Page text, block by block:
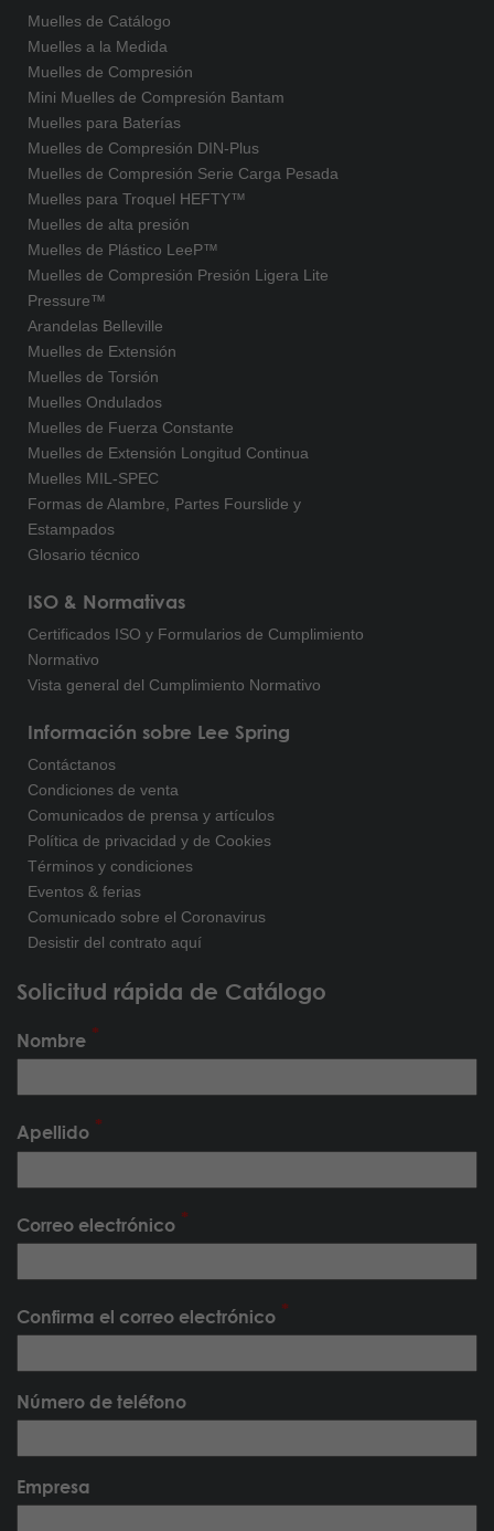
Muelles de Catálogo
Muelles a la Medida
Muelles de Compresión
Mini Muelles de Compresión Bantam
Muelles para Baterías
Muelles de Compresión DIN-Plus
Muelles de Compresión Serie Carga Pesada
Muelles para Troquel HEFTY™
Muelles de alta presión
Muelles de Plástico LeeP™
Muelles de Compresión Presión Ligera Lite
Pressure™
Arandelas Belleville
Muelles de Extensión
Muelles de Torsión
Muelles Ondulados
Muelles de Fuerza Constante
Muelles de Extensión Longitud Continua
Muelles MIL-SPEC
Formas de Alambre, Partes Fourslide y
Estampados
Glosario técnico
ISO & Normativas
Certificados ISO y Formularios de Cumplimiento
Normativo
Vista general del Cumplimiento Normativo
Información sobre Lee Spring
Contáctanos
Condiciones de venta
Comunicados de prensa y artículos
Política de privacidad y de Cookies
Términos y condiciones
Eventos & ferias
Comunicado sobre el Coronavirus
Desistir del contrato aquí
Solicitud rápida de Catálogo
Nombre
Apellido
Correo electrónico
Confirma el correo electrónico
Número de teléfono
Empresa